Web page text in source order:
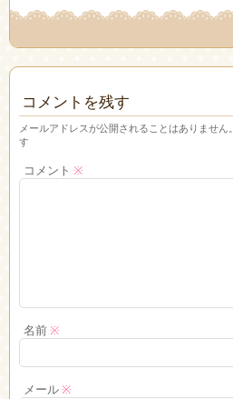
コメントを残す
メールアドレスが公開されることはありません。
す
コメント ※
名前※
メール※